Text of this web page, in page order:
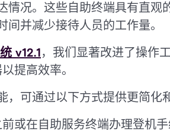
情况。这些自助终端具有直观
并减少接待人员的工作量。
v12.1，我们显著改进了操作
提高效率。
，可通过以下方式提供更简化
或在自助服务终端办理登机